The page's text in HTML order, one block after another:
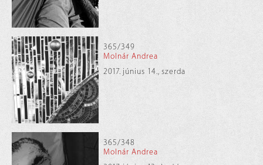
365/349
Molnár Andrea
2017. június 14., szerda
365/348
Molnár Andrea